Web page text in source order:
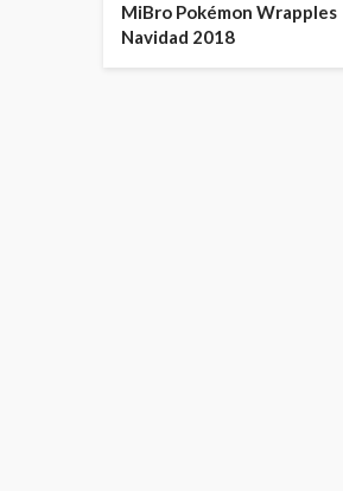
MiBro Pokémon Wrapples
Navidad 2018